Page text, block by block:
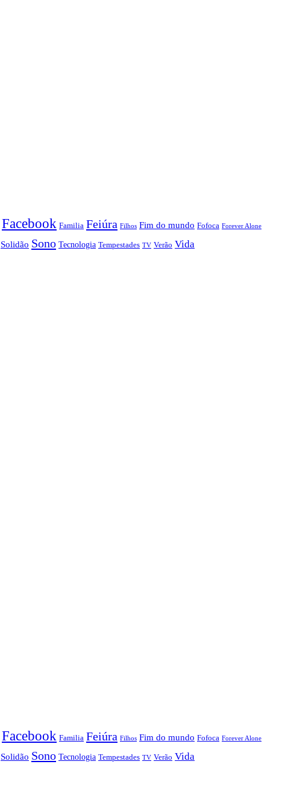
Facebook Familia Feiúra Filhos Fim do mundo Fofoca Forever Alone
Solidão Sono Tecnologia Tempestades TV Verão Vida
Facebook Familia Feiúra Filhos Fim do mundo Fofoca Forever Alone
Solidão Sono Tecnologia Tempestades TV Verão Vida